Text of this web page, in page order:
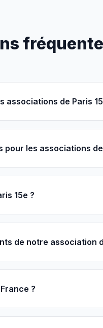
de Paris
pour les associations de
15e ?
de notre association
?